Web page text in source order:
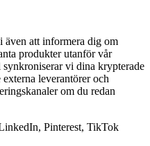
även att informera dig om
produkter utanför vår
vi dina krypterade
leverantörer och
om du redan
Pinterest, TikTok